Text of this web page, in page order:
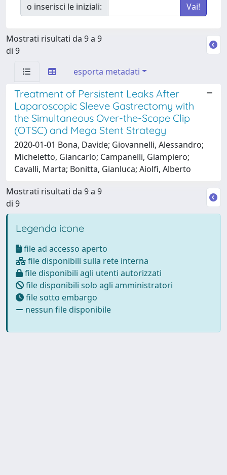
o inserisci le iniziali:
Mostrati risultati da 9 a 9
di 9
esporta metadati
Treatment of Persistent Leaks After
Laparoscopic Sleeve Gastrectomy with
the Simultaneous Over-the-Scope Clip
(OTSC) and Mega Stent Strategy
2020-01-01 Bona, Davide; Giovannelli, Alessandro;
Micheletto, Giancarlo; Campanelli, Giampiero;
Cavalli, Marta; Bonitta, Gianluca; Aiolfi, Alberto
Mostrati risultati da 9 a 9
di 9
Legenda icone
file ad accesso aperto
file disponibili sulla rete interna
file disponibili agli utenti autorizzati
file disponibili solo agli amministratori
file sotto embargo
nessun file disponibile